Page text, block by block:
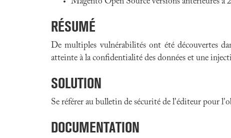
RÉSUMÉ
De multiples vulnérabilités ont été découvertes
atteinte à la confidentialité des données et une
SOLUTION
Se référer au bulletin de sécurité de l'éditeur pour
DOCUMENTATION